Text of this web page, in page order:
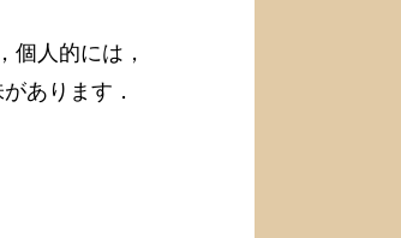
個人的には，
あります．